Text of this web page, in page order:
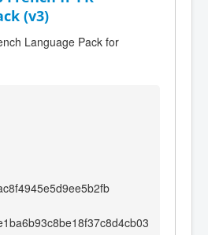
(v3)
Language Pack for